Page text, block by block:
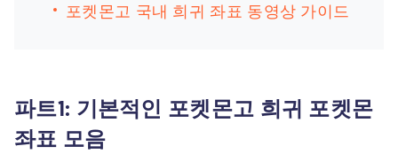
포켓몬고 국내 희귀 좌표 동영상 가이드
파트1: 기본적인 포켓몬고 희귀 포켓몬
좌표 모음